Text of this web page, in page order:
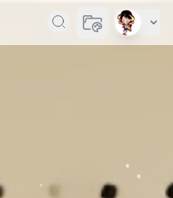
切换主题